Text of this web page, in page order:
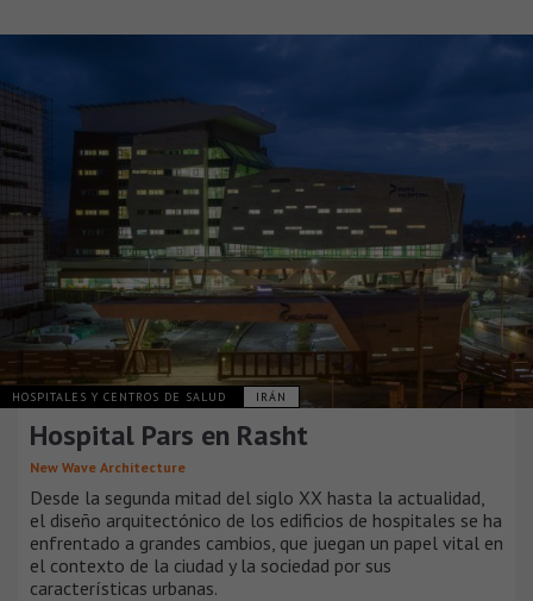
HOSPITALES Y CENTROS DE SALUD IRÁN
Hospital Pars en Rasht
New Wave Architecture
Desde la segunda mitad del siglo XX hasta la actualidad,
el diseño arquitectónico de los edificios de hospitales se ha
enfrentado a grandes cambios, que juegan un papel vital en
el contexto de la ciudad y la sociedad por sus
características urbanas.